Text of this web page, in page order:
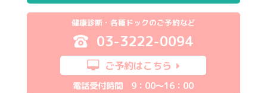
健康診断・各種ドックのご予約など
03-3222-0094
ご予約はこちら
電話受付時間 9：00～16：00